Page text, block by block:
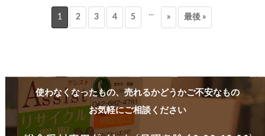
1 2 3 4 5 ... » 最後 »
使わなくなったもの、売れるかどうかご不安なもの
お気軽にご相談ください